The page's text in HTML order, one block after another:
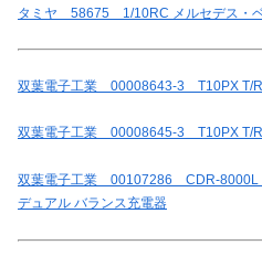
タミヤ 58675 1/10RC メルセデス・
双葉電子工業 00008643-3 T10PX T/
双葉電子工業 00008645-3 T10PX T/
双葉電子工業 00107286 CDR-
デュアル バランス充電器